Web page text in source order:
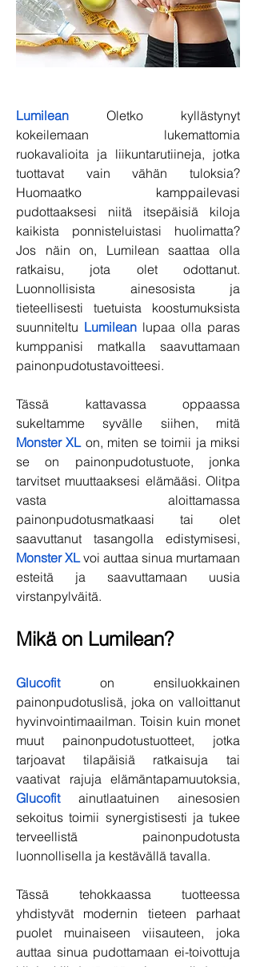
Lumilean Oletko kyllästynyt
kokeilemaan lukemattomia
ruokavalioita ja liikuntarutiineja, jotka
tuottavat vain vähän tuloksia?
Huomaatko kamppailevasi
pudottaaksesi niitä itsepäisiä kiloja
kaikista ponnisteluistasi huolimatta?
Jos näin on, Lumilean saattaa olla
ratkaisu, jota olet odottanut.
Luonnollisista ainesosista ja
tieteellisesti tuetuista koostumuksista
suunniteltu Lumilean lupaa olla paras
kumppanisi matkalla saavuttamaan
painonpudotustavoitteesi.
Tässä kattavassa oppaassa
Monster XL on, miten se toimii ja miksi
se on painonpudotustuote, jonka
tarvitset muuttaaksesi elämääsi. Olitpa
vasta aloittamassa
painonpudotusmatkaasi tai olet
Monster XL voi auttaa sinua murtamaan
esteitä ja saavuttamaan uusia
virstanpylväitä.
Mikä on Lumilean?
Glucofit on ensiluokkainen
painonpudotuslisä, joka on valloittanut
hyvinvointimaailman. Toisin kuin monet
muut painonpudotustuotteet, jotka
tarjoavat tilapäisiä ratkaisuja tai
Glucofit ainutlaatuinen ainesosien
sekoitus toimii synergistisesti ja tukee
terveellistä painonpudotusta
luonnollisella ja kestävällä tavalla.
Tässä tehokkaassa tuotteessa
yhdistyvät modernin tieteen parhaat
puolet muinaiseen viisauteen, joka
auttaa sinua pudottamaan ei-toivottuja